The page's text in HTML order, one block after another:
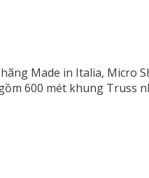
Made in Italia, Micro
600 mét khung Truss